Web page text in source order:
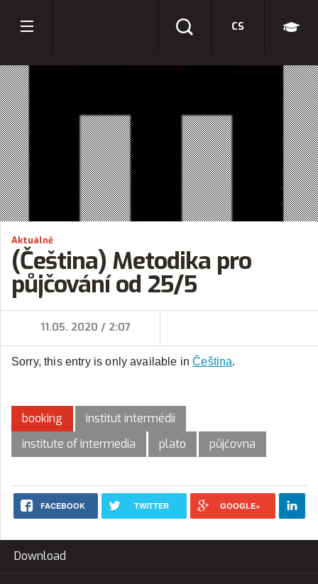
CS
Aktuálně
(Čeština) Metodika pro
půjčování od 25/5
11.05. 2020 / 2:07
Sorry, this entry is only available inČeština.
booking
institut intermédií
institute of intermedia
plato půjčovna
FACEBOOK TWITTER GOOGLE+
Download